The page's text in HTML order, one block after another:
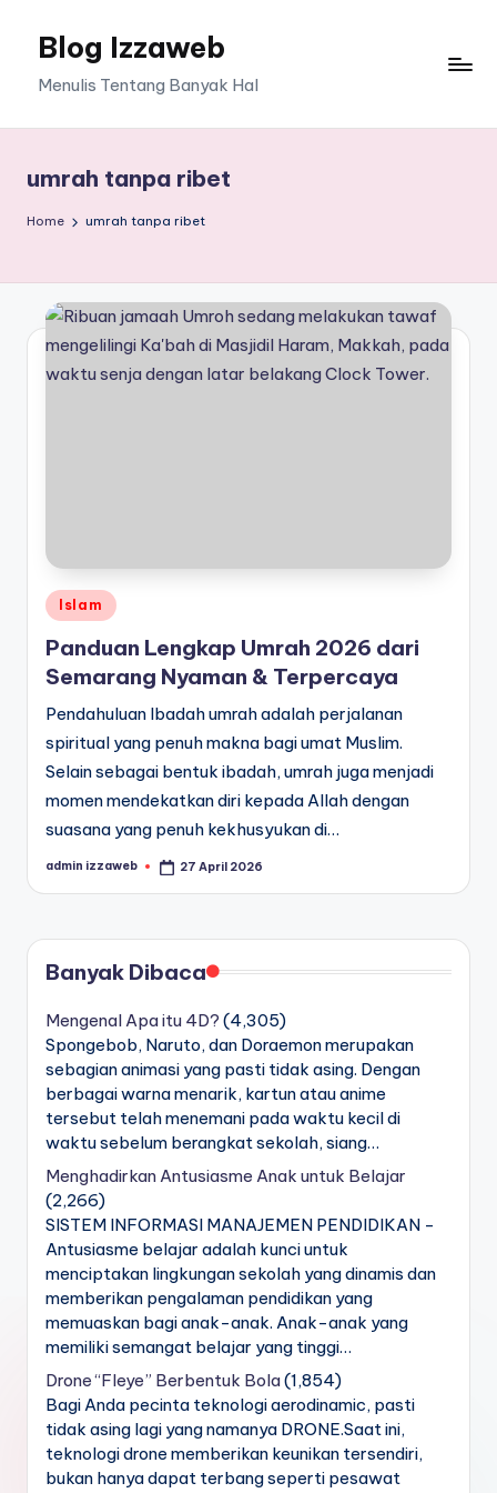
Blog Izzaweb
Menulis Tentang Banyak Hal
umrah tanpa ribet
Home umrah tanpa ribet
Posted
in
Islam
Panduan Lengkap Umrah 2026 dari
Semarang Nyaman & Terpercaya
Pendahuluan Ibadah umrah adalah perjalanan
spiritual yang penuh makna bagi umat Muslim.
Selain sebagai bentuk ibadah, umrah juga menjadi
momen mendekatkan diri kepada Allah dengan
suasana yang penuh kekhusyukan di…
Posted
admin izzaweb 27 April 2026
Banyak Dibaca
Mengenal Apa itu 4D? (4,305)
Spongebob, Naruto, dan Doraemon merupakan
sebagian animasi yang pasti tidak asing. Dengan
berbagai warna menarik, kartun atau anime
tersebut telah menemani pada waktu kecil di
waktu sebelum berangkat sekolah, siang…
Menghadirkan Antusiasme Anak untuk Belajar
(2,266)
SISTEM INFORMASI MANAJEMEN PENDIDIKAN -
Antusiasme belajar adalah kunci untuk
menciptakan lingkungan sekolah yang dinamis dan
memberikan pengalaman pendidikan yang
memuaskan bagi anak-anak. Anak-anak yang
memiliki semangat belajar yang tinggi…
Drone “Fleye” Berbentuk Bola(1,854)
Bagi Anda pecinta teknologi aerodinamic, pasti
tidak asing lagi yang namanya DRONE.Saat ini,
teknologi drone memberikan keunikan tersendiri,
bukan hanya dapat terbang seperti pesawat